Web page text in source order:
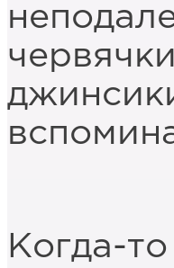
Когда-